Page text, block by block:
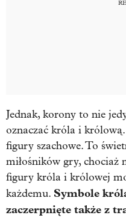
Jednak, korony to nie
oznaczać króla i
figury szachowe. To
miłośników gry,
figury króla i królowej
każdemu. Symbole
zaczerpnięte także z